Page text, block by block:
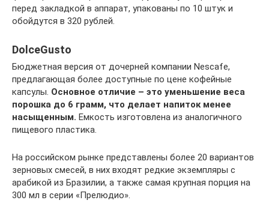
перед закладкой в аппарат, упакованы по 10 штук и
обойдутся в 320 рублей.
DolceGusto
Бюджетная версия от дочерней компании Nescafe,
предлагающая более доступные по цене кофейные
капсулы. Основное отличие – это уменьшение веса
порошка до 6 грамм, что делает напиток менее
насыщенным. Емкость изготовлена из аналогичного
пищевого пластика.
На российском рынке представлены более 20 вариантов
зерновых смесей, в них входят редкие экземпляры с
арабикой из Бразилии, а также самая крупная порция на
300 мл в серии «Прелюдио».